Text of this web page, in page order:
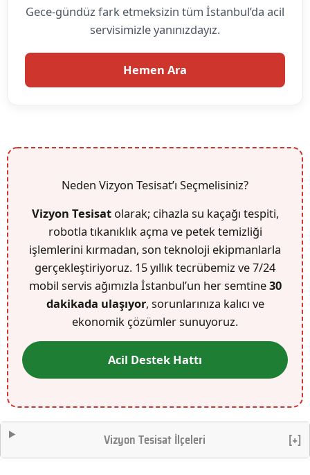
Gece-gündüz fark etmeksizin tüm İstanbul’da acil
servisimizle yanınızdayız.
Hemen Ara
Neden Vizyon Tesisat’ı Seçmelisiniz?
Vizyon Tesisatolarak; cihazla su kaçağı tespiti,
robotla tıkanıklık açma ve petek temizliği
işlemlerini kırmadan, son teknoloji ekipmanlarla
gerçekleştiriyoruz. 15 yıllık tecrübemiz ve 7/24
mobil servis ağımızla İstanbul’un her semtine30
dakikada ulaşıyor, sorunlarınıza kalıcı ve
ekonomik çözümler sunuyoruz.
Acil Destek Hattı
Vizyon Tesisat İlçeleri [+]